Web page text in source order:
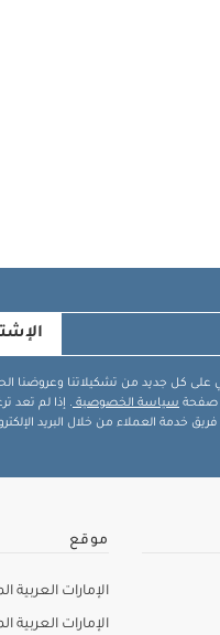
على كل جديد من تشكيلاتنا وعروضنا
صفحة سياسة الخصوصية . إذا لم تعد
خدمة العملاء من خلال البريد
موقع
الإمارات العربية
الإمارات العربية